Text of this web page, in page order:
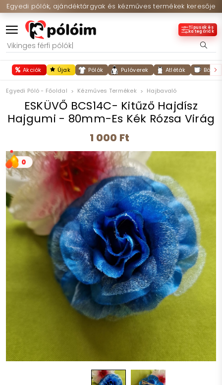
Egyedi pólók, ajándéktárgyak és kézműves termékek keresője
Típusok és
kategóriák
Akciók Újak Pólók Pulóverek Atléták
Egyedi Póló - Főoldal Kézműves Termékek Hajbavaló
ESKÜVŐ BCS14C- Kitűző Hajdísz
Hajgumi - 80mm-Es Kék Rózsa Virág
1 000 Ft
0